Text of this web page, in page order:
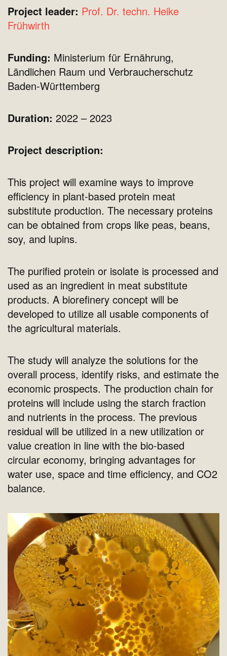
Project leader: Prof. Dr. techn. Heike
Frühwirth
Funding: Ministerium für Ernährung,
Ländlichen Raum und Verbraucherschutz
Baden-Württemberg
Duration: 2022 – 2023
Project description:
This project will examine ways to improve
efficiency in plant-based protein meat
substitute production. The necessary proteins
can be obtained from crops like peas, beans,
soy, and lupins.
The purified protein or isolate is processed and
used as an ingredient in meat substitute
products. A biorefinery concept will be
developed to utilize all usable components of
the agricultural materials.
The study will analyze the solutions for the
overall process, identify risks, and estimate the
economic prospects. The production chain for
proteins will include using the starch fraction
and nutrients in the process. The previous
residual will be utilized in a new utilization or
value creation in line with the bio-based
circular economy, bringing advantages for
water use, space and time efficiency, and CO2
balance.